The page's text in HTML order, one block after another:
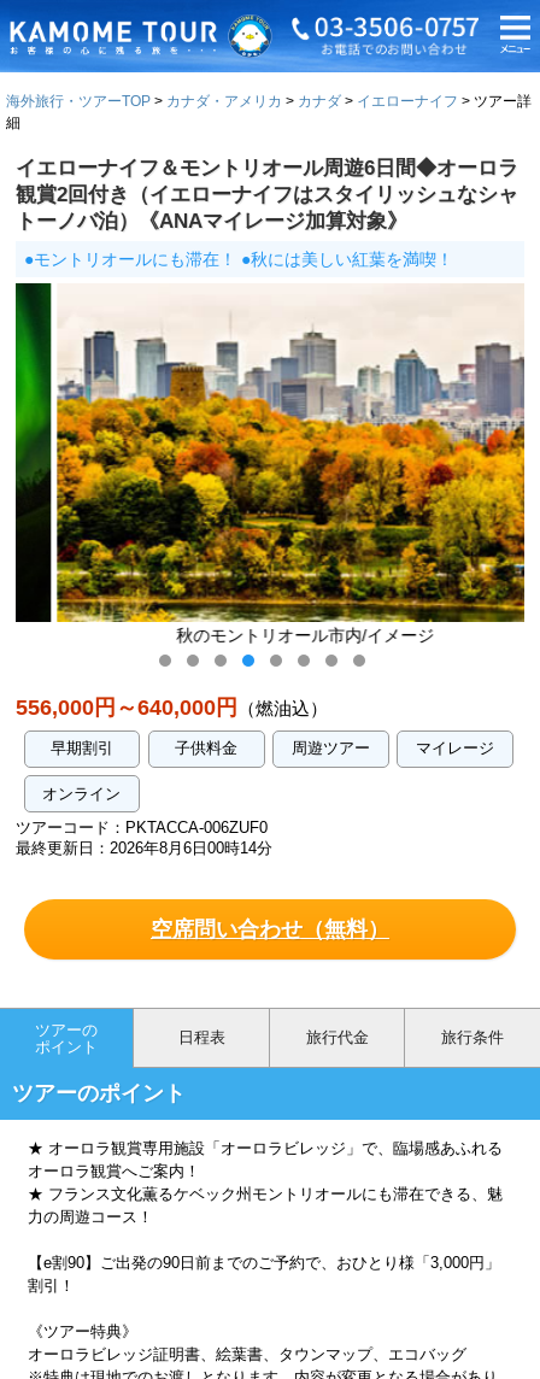
海外旅行・ツアーTOP カナダ・アメリカ カナダ イエローナイフ
ツアー詳
細
イエローナイフ＆モントリオール周遊6日間◆オーロラ
観賞2回付き（イエローナイフはスタイリッシュなシャ
トーノバ泊）《ANAマイレージ加算対象》
●モントリオールにも滞在！ ●秋には美しい紅葉を満喫！
秋のモントリオール市内/イメージ
556,000円～640,000円 （燃油込）
早期割引 子供料金 周遊ツアー マイレージ
オンライン
ツアーコード：PKTACCA-006ZUF0
最終更新日：2026年8月6日00時14分
空席問い合わせ（無料）
ツアーの
ポイント
日程表 旅行代金 旅行条件
ツアーのポイント
★ オーロラ観賞専用施設「オーロラビレッジ」で、臨場感あふれる
オーロラ観賞へご案内！
★ フランス文化薫るケベック州モントリオールにも滞在できる、魅
力の周遊コース！
【e割90】ご出発の90日前までのご予約で、おひとり様「3,000円」
割引！
《ツアー特典》
オーロラビレッジ証明書、絵葉書、タウンマップ、エコバッグ